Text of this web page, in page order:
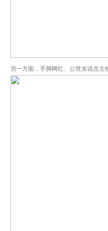
另一方面，手脚网红、公世东说念